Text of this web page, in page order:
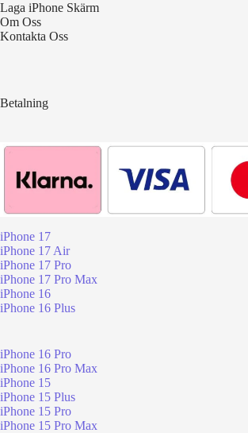
Laga iPhone Skärm
Om Oss
Kontakta Oss
Betalning
iPhone 17
iPhone 17 Air
iPhone 17 Pro
iPhone 17 Pro Max
iPhone 16
iPhone 16 Plus
iPhone 16 Pro
iPhone 16 Pro Max
iPhone 15
iPhone 15 Plus
iPhone 15 Pro
iPhone 15 Pro Max